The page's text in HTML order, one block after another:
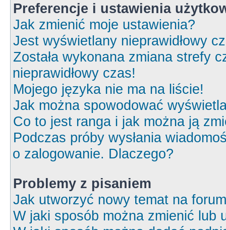
Preferencje i ustawienia
Jak zmienić moje ustawienia?
Jest wyświetlany nieprawidłowy
Została wykonana zmiana strefy
nieprawidłowy czas!
Mojego języka nie ma na liście!
Jak można spowodować
Co to jest ranga i jak można ją
Podczas próby wysłania
o zalogowanie. Dlaczego?
Problemy z pisaniem
Jak utworzyć nowy temat na
W jaki sposób można zmienić lub